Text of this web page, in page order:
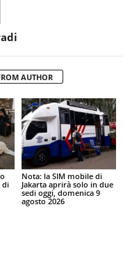
AUTHOR
di
Nota: la SIM mobile di
Jakarta aprirà solo in due
sedi oggi, domenica 9
agosto 2026